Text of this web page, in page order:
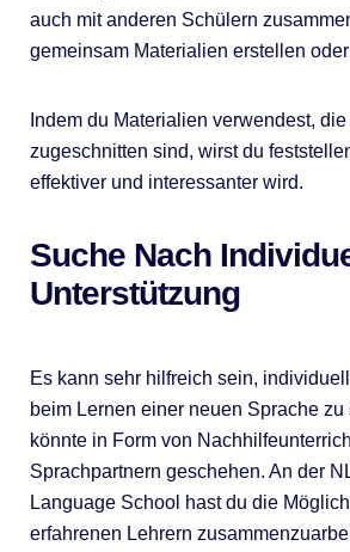
auch mit anderen Schülern
gemeinsam Materialien erstellen
Indem du Materialien verwendest,
zugeschnitten sind, wirst du
effektiver und interessanter wird.
Suche Nach
Unterstützung
Es kann sehr hilfreich sein,
beim Lernen einer neuen Sprache
könnte in Form von
Sprachpartnern geschehen. An der
Language School hast du die
erfahrenen Lehrern